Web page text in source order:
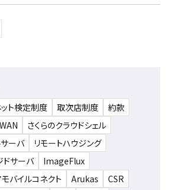
ット検定制度 取次店制度
約款
さくらのクラウドシェル
サーバ
リモートハウジング
ドサーバ
ImageFlux
バイルコネクト
Arukas
CSR